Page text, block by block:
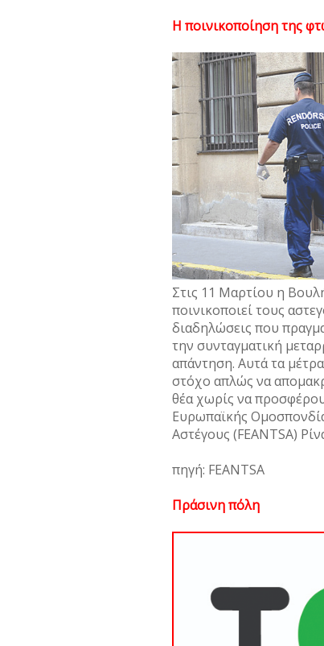
Η ποινικοποίηση της
Στις 11 Μαρτίου η
ποινικοποιεί τους
διαδηλώσεις που
την συνταγματική
απάντηση. Αυτά τα
στόχο απλώς να
θέα χωρίς να
Ευρωπαϊκής
Αστέγους (FEANTSA)
πηγή: FEANTSA
Πράσινη πόλη